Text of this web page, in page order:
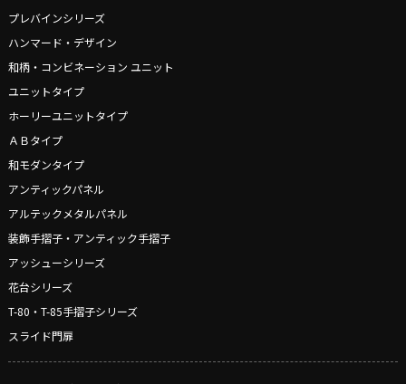
プレバインシリーズ
ハンマード・デザイン
和柄・コンビネーション ユニット
ユニットタイプ
ホーリーユニットタイプ
ＡＢタイプ
和モダンタイプ
アンティックパネル
アルテックメタルパネル
装飾手摺子・アンティック手摺子
アッシューシリーズ
花台シリーズ
T-80・T-85手摺子シリーズ
スライド門扉